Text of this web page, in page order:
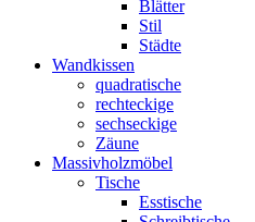
Blätter
Stil
Städte
Wandkissen
quadratische
rechteckige
sechseckige
Zäune
Massivholzmöbel
Tische
Esstische